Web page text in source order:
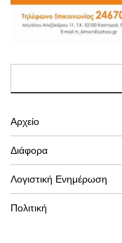
Αρχείο
Διάφορα
Λογιστική Ενημέρωση
Πολιτική